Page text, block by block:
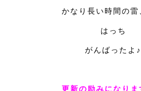
かなり長い時間の雷
はっち
がんばったよ♪
更新の励みになりま